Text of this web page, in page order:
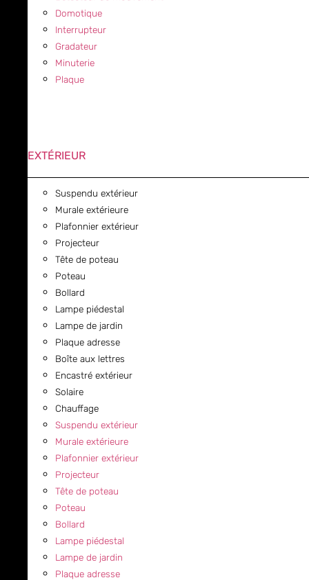
Domotique
Interrupteur
Gradateur
Minuterie
Plaque
EXTÉRIEUR
Suspendu extérieur
Murale extérieure
Plafonnier extérieur
Projecteur
Tête de poteau
Poteau
Bollard
Lampe piédestal
Lampe de jardin
Plaque adresse
Boîte aux lettres
Encastré extérieur
Solaire
Chauffage
Suspendu extérieur
Murale extérieure
Plafonnier extérieur
Projecteur
Tête de poteau
Poteau
Bollard
Lampe piédestal
Lampe de jardin
Plaque adresse